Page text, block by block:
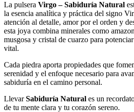
La pulsera Virgo – Sabiduría Natural
la esencia analítica y práctica del signo
atención al detalle, amor por el orden y
esta joya combina minerales como
musgosa y cristal de cuarzo para
vital.
Cada piedra aporta propiedades que
serenidad y el enfoque necesario para
sabiduría en el camino personal.
LlevarSabiduría Natural es un
de tu mente clara y tu corazón sereno.